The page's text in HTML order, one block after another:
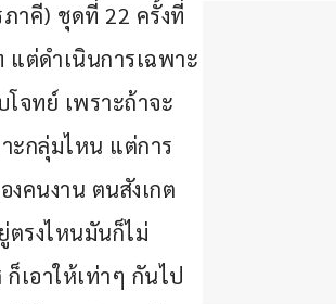
าคี) ชุดที่ 22 ครั้งที่
ต่ดำเนินการเฉพาะ
จทย์ เพราะถ้าจะ
ะกลุ่มไหน แต่การ
คนงาน ตนสังเกต
ตรงไหนมันก็ไม่
เอาให้เท่าๆ กันไป